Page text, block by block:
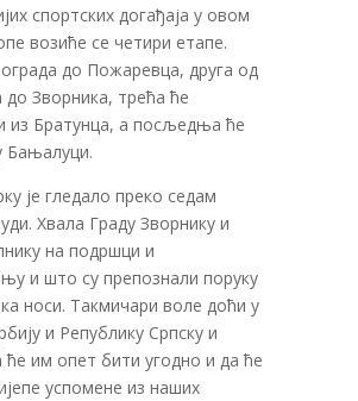
спортских догађаја у овом
возиће се четири етапе.
до Пожаревца, друга од
Зворника, трећа ће
из Братунца, а посљедња ће
Бањалуци.
је гледало преко седам
Хвала Граду Зворнику и
на подршци и
и што су препознали поруку
носи. Такмичари воле доћи у
и Републику Српску и
ће им опет бити угодно и да ће
успомене из наших